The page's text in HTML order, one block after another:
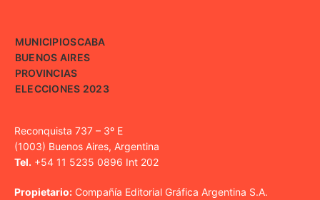
MUNICIPIOSCABA
BUENOS AIRES
PROVINCIAS
ELECCIONES 2023
Reconquista 737 – 3º E
(1003) Buenos Aires, Argentina
Tel. +54 11 5235 0896 Int 202
Propietario: Compañía Editorial Gráfica Argentina S.A.